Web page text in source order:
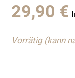
29,90 €
Vorrätig (kann